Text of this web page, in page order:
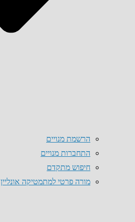
הרשמת מנויים
התחברות מנויים
חיפוש מתקדם
מורה פרטי למתמטיקה אונליין